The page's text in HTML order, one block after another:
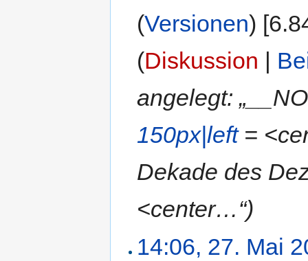
(Versionen)
(Diskussion |
angelegt:
150px|left=
Dekade des
<center…“)
14:06, 27. Mai